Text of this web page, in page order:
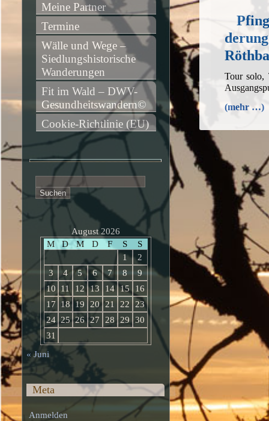
Tour
(mehr …)
Meine Partner
Termine
Wälle und Wege –
Siedlungshistorische
Wanderungen
Fit im Wald – DWV-
Gesundheitswandern©
Cookie-Richtlinie (EU)
nach:
August 2026
M
D M D F S
S
1
2
3
4 5 6 7 8
9
10
11 12 13 14 15
16
17
18 19 20 21 22
23
24 25 26 27 28 29
30
31
« Juni
Meta
Anmelden